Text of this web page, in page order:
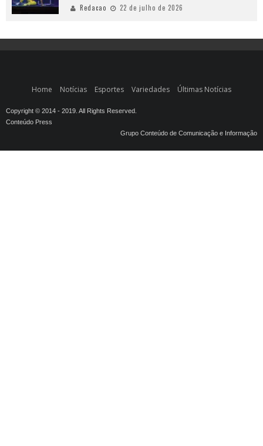
Redacao 22 de julho de 2026
Home Notícias Esportes Variedades Últimas Notícias
Copyright © 2014 - 2019. All Rights Reserved.
Conteúdo Press
Grupo Conteúdo de Comunicação e Informação